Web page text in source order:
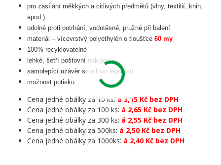
pro zasílání měkkých a citlivých předmětů (vlny, textilií, knih,
apod.)
odolné proti potrhání, vodotěsné, pružné při balení
materiál – vícevrstvý polyethylén o tloušťce 60 my
100% recyklovatelné
lehké, šetří poštovní náklady
samolepící uzávěr se silnou lepivostí
možnost potisku
Cena jedné obálky za 10 ks: á 3,15 Kč bez DPH
Cena jedné obálky za 100 ks: á 2,65 Kč bez DPH
Cena jedné obálky za 300 ks: á 2,55 Kč bez DPH
Cena jedné obálky za 500ks: á 2,50 Kč bez DPH
Cena jedné obálky za 1000ks: á 2,40 Kč bez DPH